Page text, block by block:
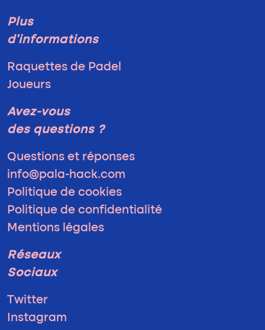
Plus
d'informations
Raquettes de Padel
Joueurs
Avez-vous
des questions ?
Questions et réponses
info@pala-hack.com
Politique de cookies
Politique de confidentialité
Mentions légales
Réseaux
Sociaux
Twitter
Instagram